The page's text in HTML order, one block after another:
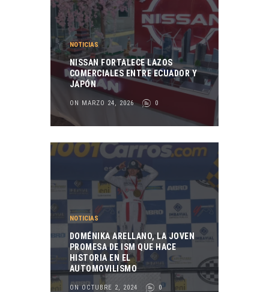
NOTICIAS
NISSAN FORTALECE LAZOS
COMERCIALES ENTRE ECUADOR Y
JAPÓN
ON MARZO 24, 2026 0
NOTICIAS
DOMÉNIKA ARELLANO, LA JOVEN
PROMESA DE ISM QUE HACE
HISTORIA EN EL
AUTOMOVILISMO
ON OCTUBRE 2, 2024 0